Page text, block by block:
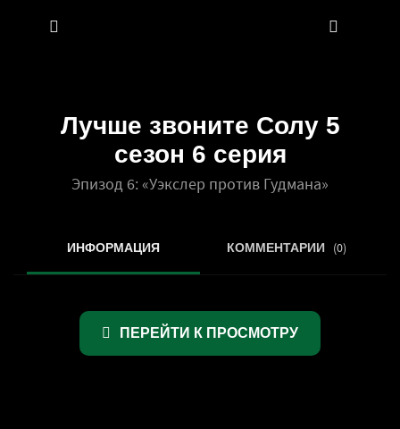
Лучше звоните Солу 5
сезон 6 серия
Эпизод 6: «Уэкслер против Гудмана»
ИНФОРМАЦИЯ КОММЕНТАРИИ (0)
ПЕРЕЙТИ К ПРОСМОТРУ